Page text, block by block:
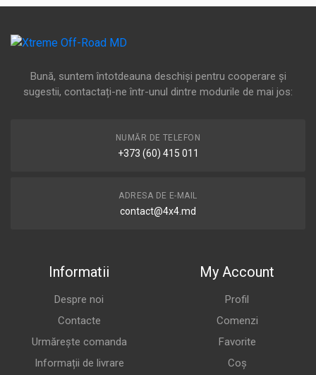
Bună, suntem întotdeauna deschiși pentru cooperare și
sugestii, contactați-ne într-unul dintre modurile de mai jos:
NUMĂR DE TELEFON
+373 (60) 415 011
ADRESA DE E-MAIL
contact@4x4.md
Informatii
Despre noi
Contacte
Urmărește comanda
Informații de livrare
My Account
Profil
Comenzi
Favorite
Coș